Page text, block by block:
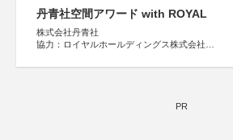
丹青社空間アワード with ROYAL
株式会社丹青社
協力：ロイヤルホールディングス株式会社
PR